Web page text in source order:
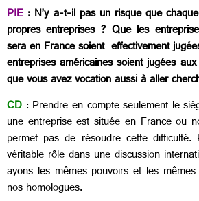
PIE : N’y a-t-il pas un risque que
propres entreprises ? Que les
sera en France soient effectivement
entreprises américaines soient jugées
que vous avez vocation aussi à aller
CD : Prendre en compte seulement le
une entreprise est située en France ou
permet pas de résoudre cette
véritable rôle dans une discussion
ayons les mêmes pouvoirs et les mêmes
nos homologues.